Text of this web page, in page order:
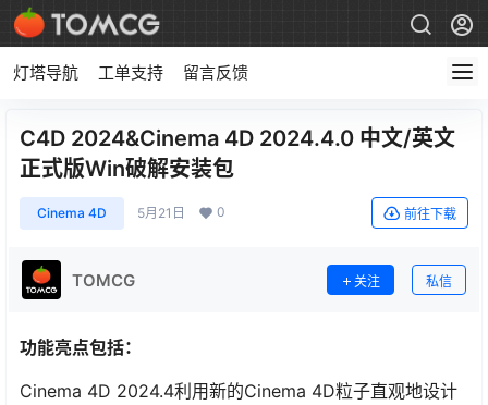
灯塔导航 工单支持 留言反馈
C4D 2024&Cinema 4D 2024.4.0 中文/英文
正式版Win破解安装包
Cinema 4D 5月21日 0 前往下载
TOMCG 关注 私信
功能亮点包括：
Cinema 4D 2024.4利用新的Cinema 4D粒子直观地设计